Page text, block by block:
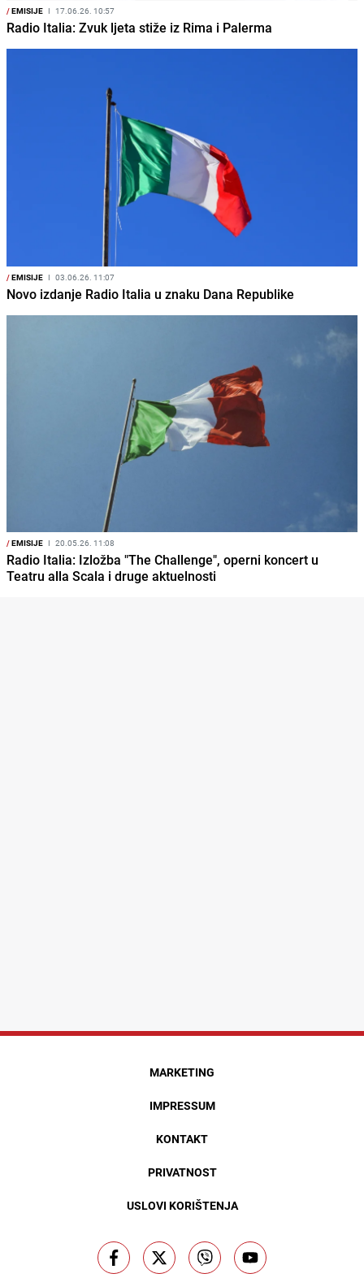
/EMISIJE I 17.06.26. 10:57
Radio Italia: Zvuk ljeta stiže iz Rima i Palerma
/EMISIJE I 03.06.26. 11:07
Novo izdanje Radio Italia u znaku Dana Republike
/EMISIJE I 20.05.26. 11:08
Radio Italia: Izložba "The Challenge", operni koncert u
Teatru alla Scala i druge aktuelnosti
MARKETING
IMPRESSUM
KONTAKT
PRIVATNOST
USLOVI KORIŠTENJA